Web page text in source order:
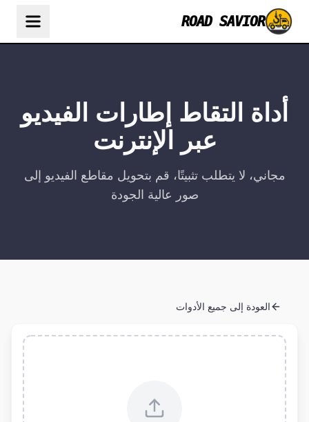
ROAD SAVIOR
أداة التقاط إطارات الفيديو
عبر الإنترنت
مجاني، لا يتطلب تثبيتًا، قم بتحويل مقاطع الفيديو إلى
صور عالية الجودة
العودة إلى جميع الأدوات